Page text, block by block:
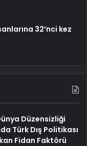
32’nci kez
Düzensizliği
Türk Dış Politikası
Fidan Faktörü